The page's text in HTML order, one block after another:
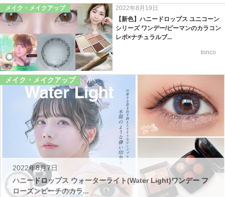
メイク・メイクアップ
2022年8月19日
【新色】ハニードロップス ユニコーン
シリーズ ワンデー/ピーマンのカラコン
レポ×ナチュラルブ...
tonco
メイク・メイクアップ
2022年8月7日
ハニードロップス ウォーターライト(Water Light)ワンデー フ
ローズンピーチのカラ...